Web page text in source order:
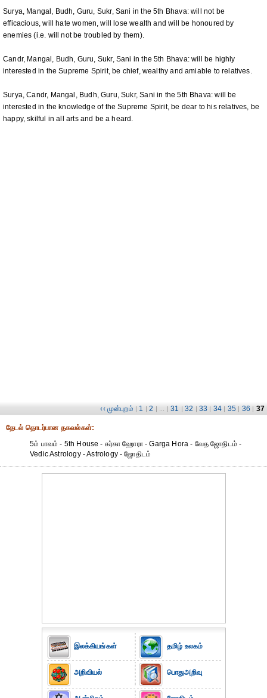
Surya, Mangal, Budh, Guru, Sukr, Sani in the 5th Bhava: will not be
efficacious, will hate women, will lose wealth and will be honoured by
enemies (i.e. will not be troubled by them).
Candr, Mangal, Budh, Guru, Sukr, Sani in the 5th Bhava: will be highly
interested in the Supreme Spirit, be chief, wealthy and amiable to relatives.
Surya, Candr, Mangal, Budh, Guru, Sukr, Sani in the 5th Bhava: will be
interested in the knowledge of the Supreme Spirit, be dear to his relatives, be
happy, skilful in all arts and be a heard.
‹‹ முன்புறம் | 1 | 2 | ... | 31 | 32 | 33 | 34 | 35 | 36 | 37
தேட‌ல் தொட‌ர்பான தகவ‌ல்க‌ள்:
5ம் பாவம் - 5th House - கர்கா ஹோரா - Garga Hora - வேத ஜோதிடம் -
Vedic Astrology - Astrology - ஜோதிடம்
இலக்கியங்கள்
அறிவியல்
தமிழ் உலகம்
பொதுஅறிவு